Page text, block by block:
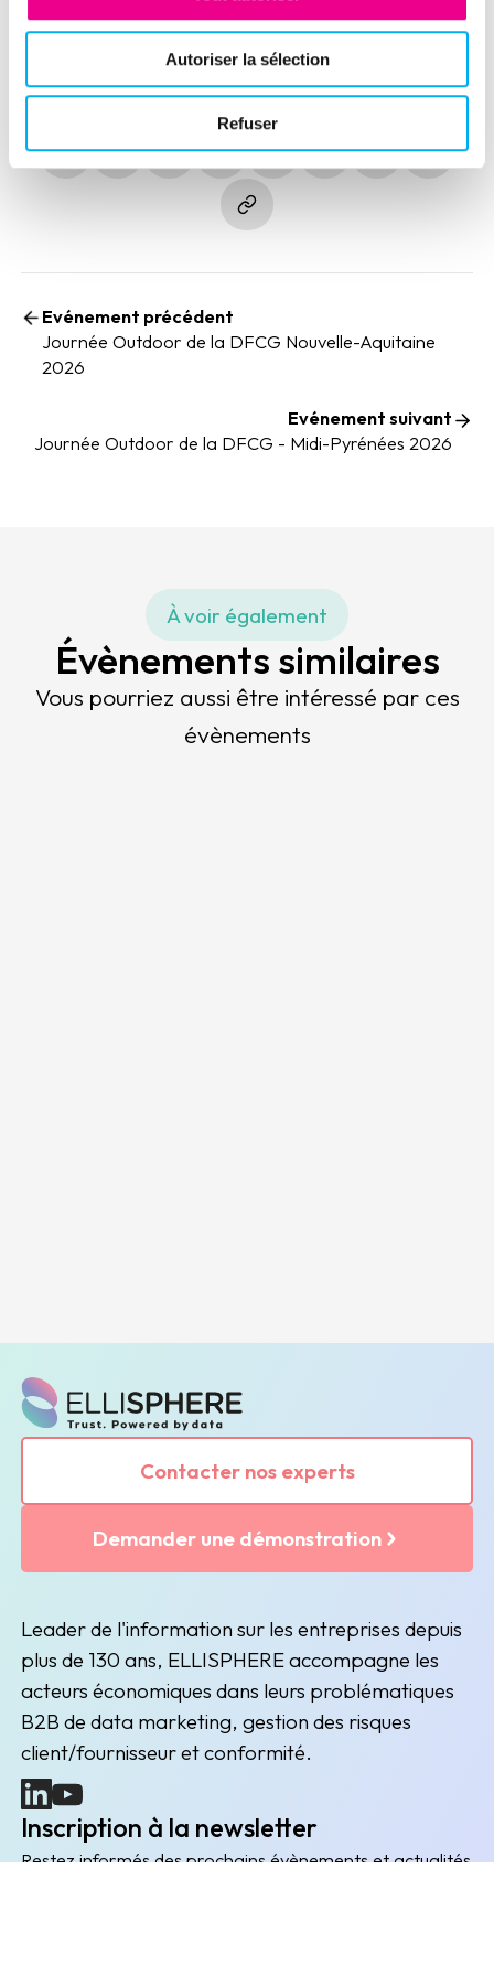
Autoriser la sélection
Refuser
Partager cet évènement
(nouvelle fenêtre)
(nouvelle fenêtre)
(nouvelle fenêtre)
(nouvelle fenêtre)
(nouvelle fenêtre)
(nouvelle fenêtre)
(nouvelle
Evénement précédent
Journée Outdoor de la DFCG Nouvelle-Aquitaine
2026
Evénement suivant
Journée Outdoor de la DFCG - Midi-Pyrénées 2026
À voir également
Évènements similaires
Vous pourriez aussi être intéressé par ces
évènements
Contacter nos experts
Demander une démonstration
Leader de l'information sur les entreprises depuis
plus de 130 ans, ELLISPHERE accompagne les
acteurs économiques dans leurs problématiques
B2B de data marketing, gestion des risques
client/fournisseur et conformité.
(nouvelle fenêtre)
(nouvelle fenêtre)
Inscription à la newsletter
Restez informés des prochains évènements et actualités